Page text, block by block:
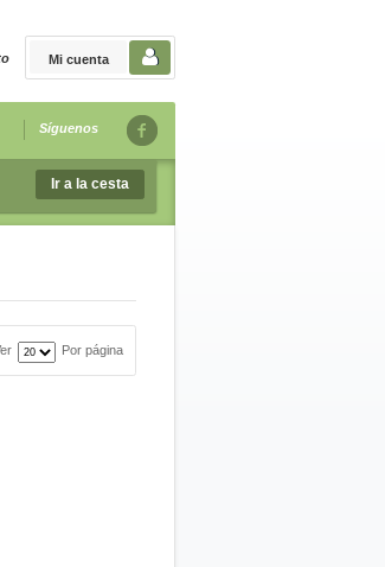
Mi cuenta
Síguenos
Ir a la cesta
Por página